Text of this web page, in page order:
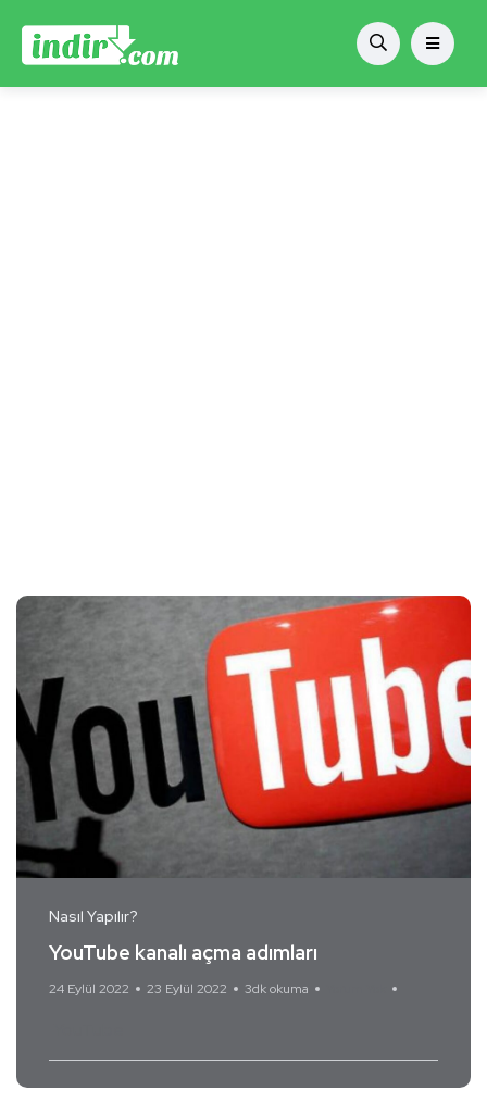
Nasıl Yapılır?
YouTube kanalı açma adımları
24 Eylül 2022 23 Eylül 2022 3dk okuma